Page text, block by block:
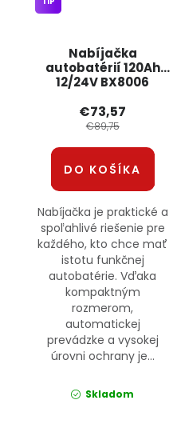
Nabíjačka
autobatérií 120Ah
12/24V BX8006
€73,57
€89,75
DO KOŠÍKA
Nabíjačka je praktické a
spoľahlivé riešenie pre
každého, kto chce mať
istotu funkčnej
autobatérie. Vďaka
kompaktným
rozmerom,
automatickej
prevádzke a vysokej
úrovni ochrany je...
Skladom